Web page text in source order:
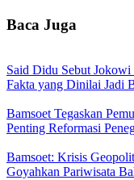
Baca Juga
Said Didu Sebut
Fakta yang Dinilai Jadi
Bamsoet Tegaskan
Penting Reformasi
Bamsoet: Krisis
Goyahkan Pariwisata